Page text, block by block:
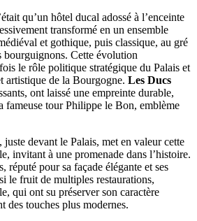
qu’un hôtel ducal adossé à l’enceinte
transformé en un ensemble
et gothique, puis classique, au gré
bourguignons. Cette évolution
le rôle politique stratégique du Palais et
artistique de la Bourgogne. Les Ducs
ont laissé une empreinte durable,
fameuse tour Philippe le Bon, emblème
devant le Palais, met en valeur cette
invitant à une promenade dans l’histoire.
réputé pour sa façade élégante et ses
le fruit de multiples restaurations,
qui ont su préserver son caractère
des touches plus modernes.